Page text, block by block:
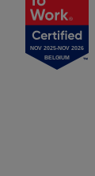
NOV 2025-NOV 2026
BELGIUM